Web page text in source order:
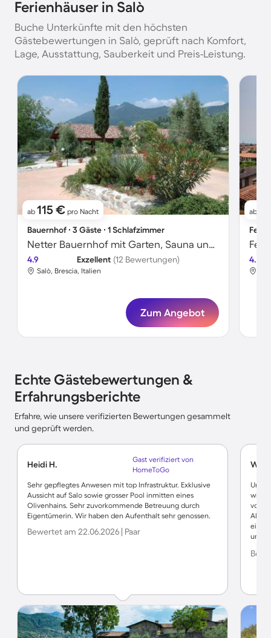
Ferienhäuser in Salò
Buche Unterkünfte mit den höchsten
Gästebewertungen in Salò, geprüft nach Komfort,
Lage, Ausstattung, Sauberkeit und Preis-Leistung.
ab 115 € pro Nacht
Bauernhof ∙ 3 Gäste ∙ 1 Schlafzimmer
Netter Bauernhof mit Garten, Sauna und Pool | Panoramablick
4.9 Exzellent (12 Bewertungen)
Salò, Brescia, Italien
Zum Angebot
ab
4.7
Echte Gästebewertungen &
Erfahrungsberichte
Erfahre, wie unsere verifizierten Bewertungen gesammelt
und geprüft werden.
Heidi H.
Gast verifiziert von
HomeToGo
Sehr gepflegtes Anwesen mit top Infrastruktur. Exklusive
Aussicht auf Salo sowie grosser Pool inmitten eines
Olivenhains. Sehr zuvorkommende Betreuung durch
Eigentümerin. Wir haben den Aufenthalt sehr genossen.
Bewertet am 22.06.2026 | Paar
für
Salo